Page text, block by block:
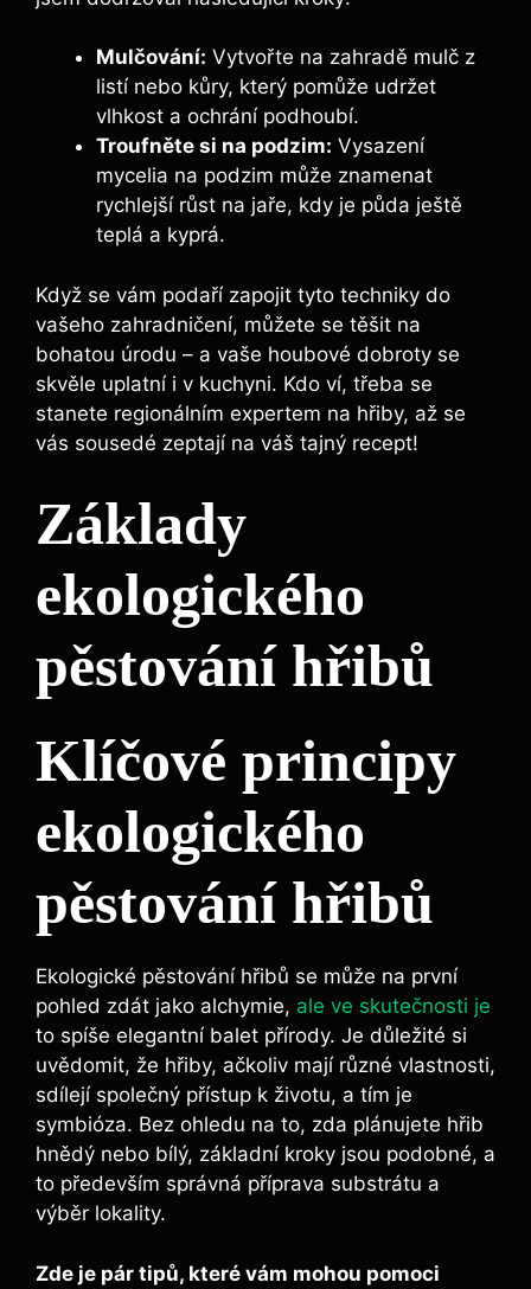
Mulčování: Vytvořte na zahradě mulč z
listí nebo kůry, který pomůže udržet
vlhkost a ochrání podhoubí.
Troufněte si na podzim: Vysazení
mycelia na podzim může znamenat
rychlejší růst na jaře, kdy je půda ještě
teplá a kyprá.
Když se vám podaří zapojit tyto techniky do
vašeho zahradničení, můžete se těšit na
bohatou úrodu – a vaše houbové dobroty se
skvěle uplatní i v kuchyni. Kdo ví, třeba se
stanete regionálním expertem na hřiby, až se
vás sousedé zeptají na váš tajný recept!
Základy
ekologického
pěstování hřibů
Klíčové principy
ekologického
pěstování hřibů
Ekologické pěstování hřibů se může na první
pohled zdát jako alchymie, ale ve skutečnosti je
to spíše elegantní balet přírody. Je důležité si
uvědomit, že hřiby, ačkoliv mají různé vlastnosti,
sdílejí společný přístup k životu, a tím je
symbióza. Bez ohledu na to, zda plánujete hřib
hnědý nebo bílý, základní kroky jsou podobné, a
to především správná příprava substrátu a
výběr lokality.
Zde je pár tipů, které vám mohou pomoci